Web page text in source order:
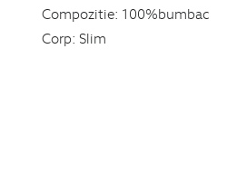
Compozitie: 100%bumbac
Corp: Slim